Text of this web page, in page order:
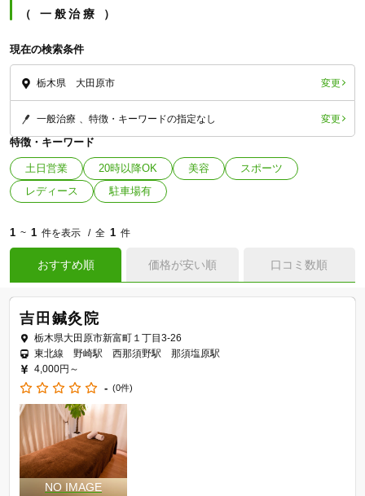
一般治療
現在の検索条件
栃木県 大田原市 変更
一般治療 特徴・キーワードの指定なし 変更
特徴・キーワード
土日営業 20時以降OK 美容
スポーツ
レディース
駐車場有
1 ~ 1 件を表示 全 1 件
おすすめ順 価格が安い順 口コミ数順
吉田鍼灸院
栃木県大田原市新富町１丁目3-26
東北線 野崎駅 西那須野駅 那須塩原駅
4,000円～
- (0件)
「健康にはりを見た」